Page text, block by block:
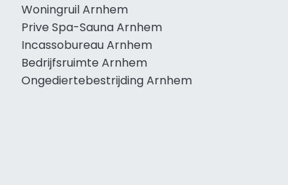
Woningruil Arnhem
Prive Spa-Sauna Arnhem
Incassobureau Arnhem
Bedrijfsruimte Arnhem
Ongediertebestrijding Arnhem